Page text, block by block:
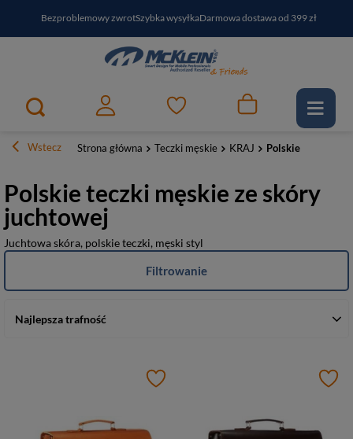
Bezproblemowy zwrotSzybka wysyłkaDarmowa dostawa od 399 zł
PayPo - kup i zapłać za30 dniZapisz się do newslettera i odbierz RABAT
Wstecz Strona główna Teczki męskie KRAJ Polskie
Polskie teczki męskie ze skóry
juchtowej
Juchtowa skóra, polskie teczki, męski styl
Najlepsza trafność
Filtrowanie